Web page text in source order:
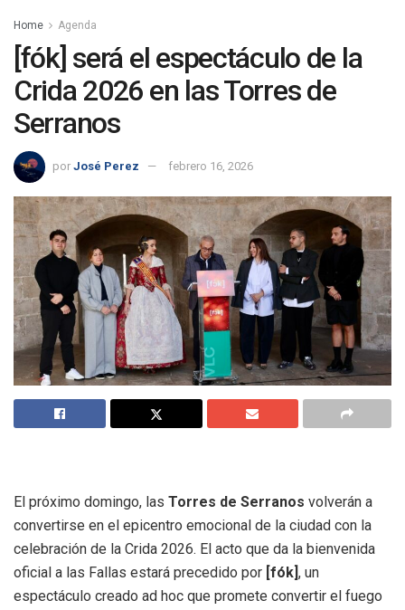
Home Agenda
[fók] será el espectáculo de la
Crida 2026 en las Torres de
Serranos
por José Perez febrero 16, 2026
El próximo domingo, las Torres de Serranos volverán a
convertirse en el epicentro emocional de la ciudad con la
celebración de la Crida 2026. El acto que da la bienvenida
oficial a las Fallas estará precedido por [fók] , un
espectáculo creado ad hoc que promete convertir el fuego